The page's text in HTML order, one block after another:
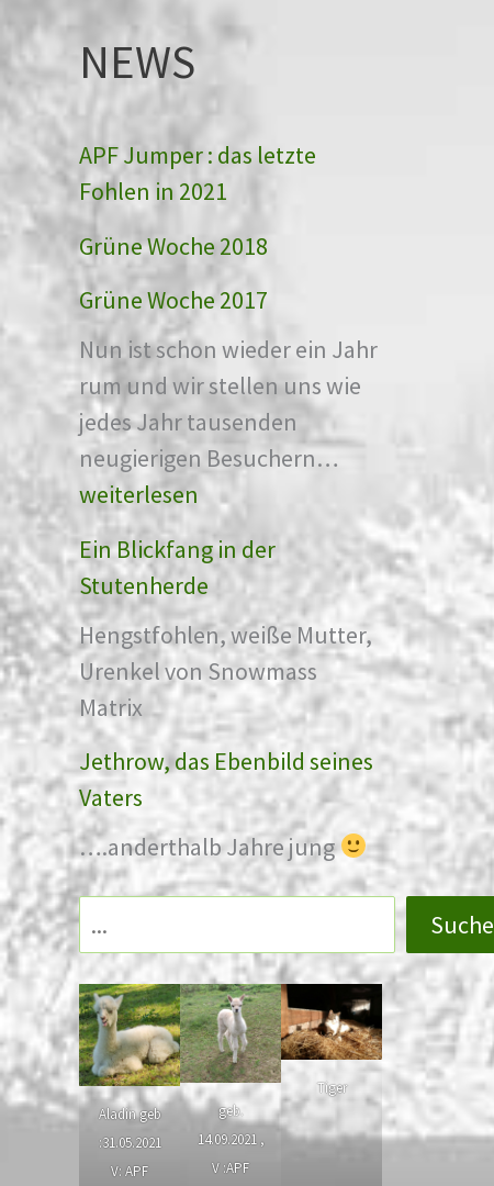
NEWS
APF Jumper : das letzte
Fohlen in 2021
Grüne Woche 2018
Grüne Woche 2017
Nun ist schon wieder ein Jahr
rum und wir stellen uns wie
jedes Jahr tausenden
neugierigen Besuchern… G
n
e
W
c
h
e
0
1
weiterlesen
Ein Blickfang in der
Stutenherde
Hengstfohlen, weiße Mutter,
Urenkel von Snowmass
Matrix
Jethrow, das Ebenbild seines
Vaters
….anderthalb Jahre jung
Suche
Aladin geb
:31.05.2021
V: APF
geb.
14.09.2021 ,
V :APF
Tiger